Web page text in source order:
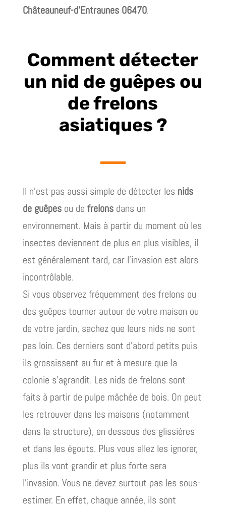
Châteauneuf-d’Entraunes 06470.
Comment détecter
un nid de guêpes ou
de frelons
asiatiques ?
Il n’est pas aussi simple de détecter les nids
de guêpesou de frelonsdans un
environnement. Mais à partir du moment où les
insectes deviennent de plus en plus visibles, il
est généralement tard, car l’invasion est alors
incontrôlable.
Si vous observez fréquemment des frelons ou
des guêpes tourner autour de votre maison ou
de votre jardin, sachez que leurs nids ne sont
pas loin. Ces derniers sont d’abord petits puis
ils grossissent au fur et à mesure que la
colonie s’agrandit. Les nids de frelons sont
faits à partir de pulpe mâchée de bois. On peut
les retrouver dans les maisons (notamment
dans la structure), en dessous des glissières
et dans les égouts. Plus vous allez les ignorer,
plus ils vont grandir et plus forte sera
l’invasion. Vous ne devez surtout pas les sous-
estimer. En effet, chaque année, ils sont